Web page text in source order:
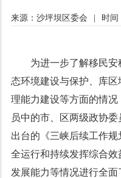
来源：沙坪坝区委会 时间
为进一步了解移民
态环境建设与保护、库
理能力建设等方面的情
员中的市、区两级政协
出台的《三峡后续工作
全运行和持续发挥综合
发展能力等情况进行全面